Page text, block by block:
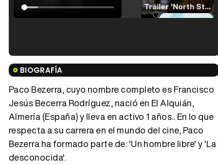
Tráiler 'North Star' (2023)
Tráiler en español de 'La isla olvidada'
Tráiler 'Vida perra' (2026)
BIOGRAFÍA
Paco Bezerra, cuyo nombre completo es Francisco
Jesús Becerra Rodríguez, nació en El Alquián,
Almería (España) y lleva en activo 1 años.. En lo que
respecta a su carrera en el mundo del cine, Paco
Bezerra ha formado parte de: 'Un hombre libre' y 'La
desconocida'.